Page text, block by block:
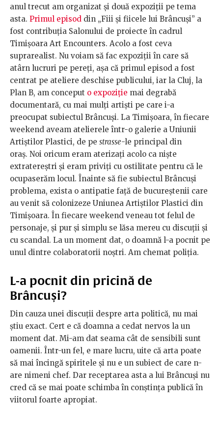
anul trecut am organizat și două expoziții pe tema
asta. Primul episod din „Fiii și fiicele lui Brâncuși” a
fost contribuția Salonului de proiecte în cadrul
Timișoara Art Encounters. Acolo a fost ceva
suprarealist. Nu voiam să fac expoziții în care să
atârn lucruri pe pereți, așa că primul episod a fost
centrat pe ateliere deschise publicului, iar la Cluj, la
Plan B, am conceput o expoziție mai degrabă
documentară, cu mai mulți artiști pe care i-a
preocupat subiectul Brâncuși. La Timișoara, în fiecare
weekend aveam atelierele într-o galerie a Uniunii
Artiștilor Plastici, de pe strasse-le principal din
oraș. Noi oricum eram aterizați acolo ca niște
extratereștri și eram priviți cu ostilitate pentru că le
ocupaserăm locul. Înainte să fie subiectul Brâncuși
problema, exista o antipatie față de bucureștenii care
au venit să colonizeze Uniunea Artiștilor Plastici din
Timișoara. În fiecare weekend veneau tot felul de
personaje, și pur și simplu se lăsa mereu cu discuții și
cu scandal. La un moment dat, o doamnă l-a pocnit pe
unul dintre colaboratorii noștri. Am chemat poliția.
L-a pocnit din pricină de
Brâncuși?
Din cauza unei discuții despre arta politică, nu mai
știu exact. Cert e că doamna a cedat nervos la un
moment dat. Mi-am dat seama cât de sensibili sunt
oamenii. Într-un fel, e mare lucru, uite că arta poate
să mai încingă spiritele și nu e un subiect de care n-
are nimeni chef. Dar receptarea asta a lui Brâncuși nu
cred că se mai poate schimba în conștința publică în
viitorul foarte apropiat.